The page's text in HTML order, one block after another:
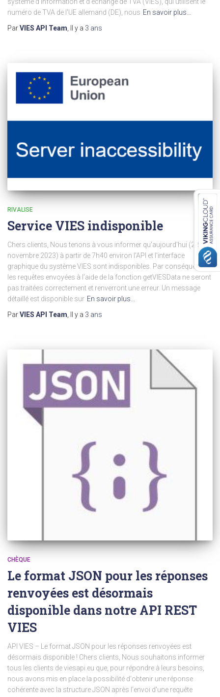
numéro de TVA de l'UE allemand (DE), nous En savoir plus…
ParVIES API Team , Il y a 3 ans
RIVALISE
Service VIES indisponible
Chers clients, Nous tenons à vous informer qu'aujourd'hui (28
novembre 2023) à partir de 7h40 environ l'API et l'interface
graphique du système VIES sont indisponibles. Par conséquent,
les requêtes envoyées à l’aide de la fonction getVIESData ne seront
pas traitées correctement et renverront une erreur. Un message
détaillé est disponible sur En savoir plus…
ParVIES API Team , Il y a 3 ans
CHÈQUE
Le format JSON pour les réponses
renvoyées est désormais
disponible dans notre API REST
VIES
API VIES – Le format JSON pour les réponses renvoyées est
désormais disponible ! Chers clients, Nous souhaitons informer
tous les clients de viesapi.eu que, pour répondre à leurs besoins,
nous avons mis en place la possibilité d'obtenir une réponse
cohérente avec la structure JSON après l'envoi d'une requête